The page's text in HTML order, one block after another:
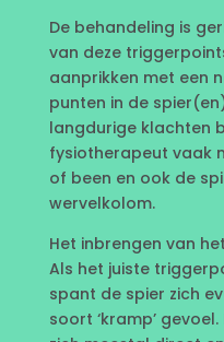
De behandeling is
van deze
aanprikken met een
punten in de
langdurige klachten
fysiotherapeut vaak
of been en ook de
wervelkolom.
Het inbrengen van
Als het juiste
spant de spier zich
soort ‘kramp’